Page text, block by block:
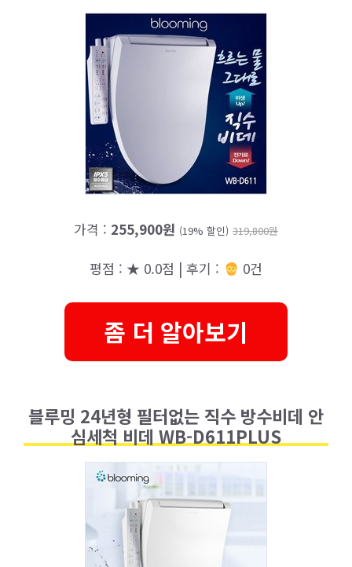
가격 : 255,900원 (19% 할인) 319,800원
평점 : ★ 0.0점 | 후기 : 0건
좀 더 알아보기
블루밍 24년형 필터없는 직수 방수비데 안
심세척 비데 WB-D611PLUS